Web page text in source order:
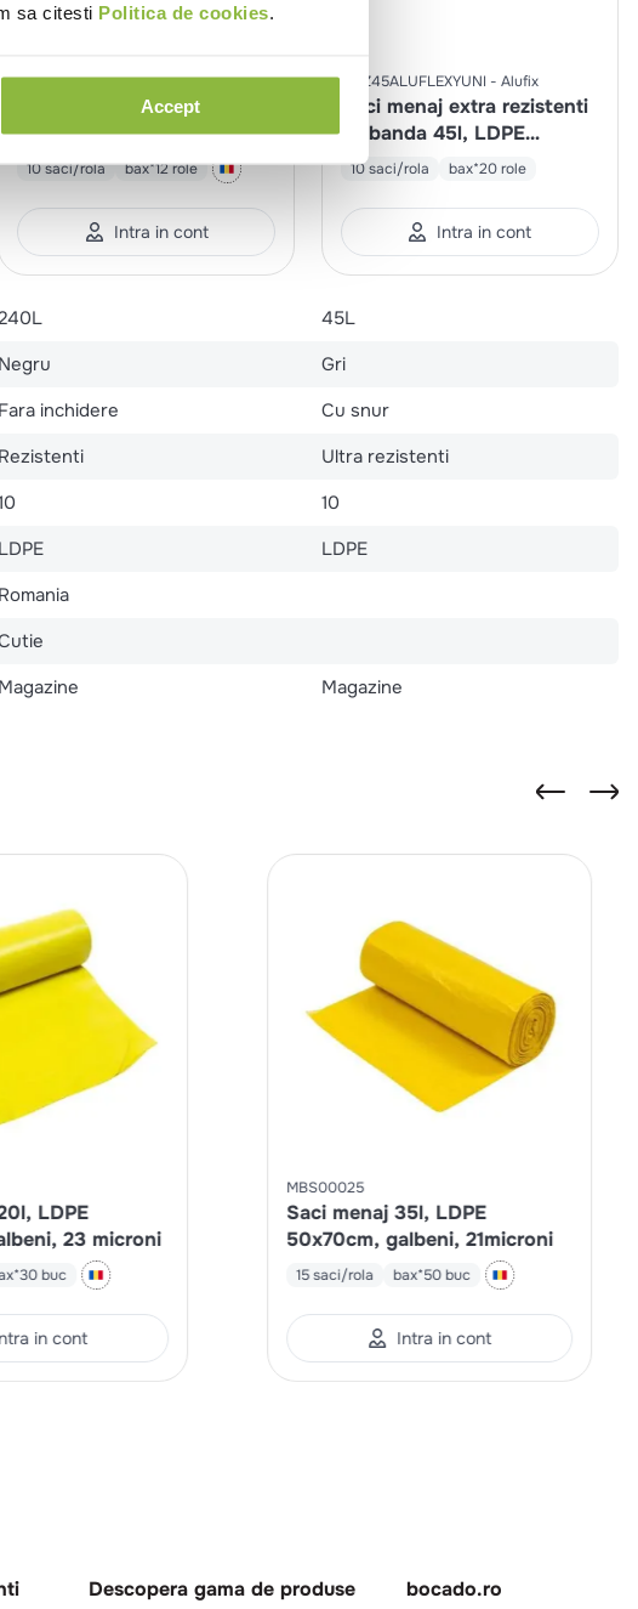
sa citesti Politica de cookies.
Accept
MBS00035
Saci menaj 240l, LDPE
110x125cm, negri
10 saci/rola bax*12 role
Intra in cont
MSZ45ALUFLEXYUNI Alufix
Saci menaj extra rezistenti
cu banda 45l, LDPE
52x69cm, gri
10 saci/rola bax*20 role
Intra in cont
45L
Negru
Gri
Fara inchidere
Cu snur
Rezistenti
Ultra rezistenti
10
LDPE
LDPE
Romania
Magazine Magazine
LDPE
23 microni
buc
in cont
MBS00025
Saci menaj 35l, LDPE
50x70cm, galbeni, 21microni
15 saci/rola bax*50 buc
Intra in cont
Descopera gama de produse bocado.ro